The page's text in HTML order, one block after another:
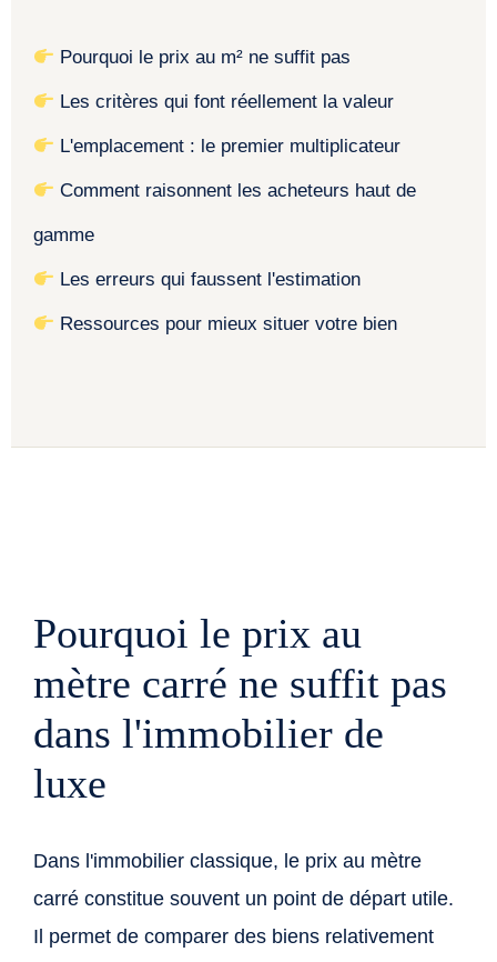
Pourquoi le prix au m² ne suffit pas
Les critères qui font réellement la valeur
L'emplacement : le premier multiplicateur
Comment raisonnent les acheteurs haut de
gamme
Les erreurs qui faussent l'estimation
Ressources pour mieux situer votre bien
Pourquoi le prix au
mètre carré ne suffit pas
dans l'immobilier de
luxe
Dans l'immobilier classique, le prix au mètre
carré constitue souvent un point de départ utile.
Il permet de comparer des biens relativement